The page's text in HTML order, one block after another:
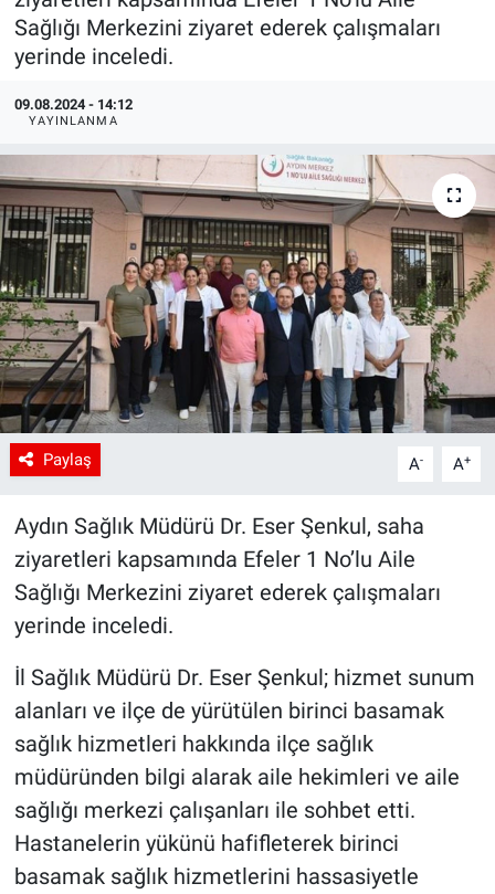
Sağlığı Merkezini ziyaret ederek çalışmaları
yerinde inceledi.
09.08.2024 - 14:12
YAYINLANMA
Paylaş A- A+
Aydın Sağlık Müdürü Dr. Eser Şenkul, saha
ziyaretleri kapsamında Efeler 1 No’lu Aile
Sağlığı Merkezini ziyaret ederek çalışmaları
yerinde inceledi.
İl Sağlık Müdürü Dr. Eser Şenkul; hizmet sunum
alanları ve ilçe de yürütülen birinci basamak
sağlık hizmetleri hakkında ilçe sağlık
müdüründen bilgi alarak aile hekimleri ve aile
sağlığı merkezi çalışanları ile sohbet etti.
Hastanelerin yükünü hafifleterek birinci
basamak sağlık hizmetlerini hassasiyetle